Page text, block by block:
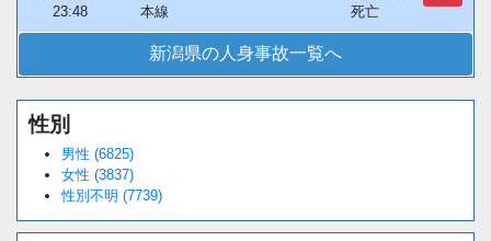
23:48
本線
死亡
新潟県の人身事故一覧へ
Unmute
性別
男性 (6825)
女性 (3837)
性別不明 (7739)